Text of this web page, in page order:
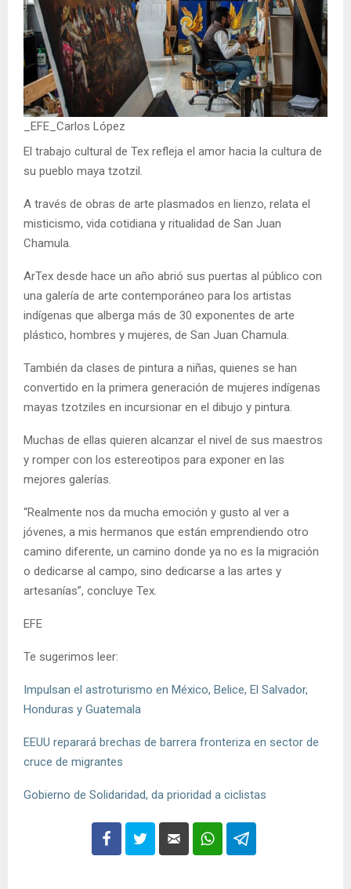
_EFE_Carlos López
El trabajo cultural de Tex refleja el amor hacia la cultura de
su pueblo maya tzotzil.
A través de obras de arte plasmados en lienzo, relata el
misticismo, vida cotidiana y ritualidad de San Juan
Chamula.
ArTex desde hace un año abrió sus puertas al público con
una galería de arte contemporáneo para los artistas
indígenas que alberga más de 30 exponentes de arte
plástico, hombres y mujeres, de San Juan Chamula.
También da clases de pintura a niñas, quienes se han
convertido en la primera generación de mujeres indígenas
mayas tzotziles en incursionar en el dibujo y pintura.
Muchas de ellas quieren alcanzar el nivel de sus maestros
y romper con los estereotipos para exponer en las
mejores galerías.
“Realmente nos da mucha emoción y gusto al ver a
jóvenes, a mis hermanos que están emprendiendo otro
camino diferente, un camino donde ya no es la migración
o dedicarse al campo, sino dedicarse a las artes y
artesanías”, concluye Tex.
EFE
Te sugerimos leer:
Impulsan el astroturismo en México, Belice, El Salvador,
Honduras y Guatemala
EEUU reparará brechas de barrera fronteriza en sector de
cruce de migrantes
Gobierno de Solidaridad, da prioridad a ciclistas